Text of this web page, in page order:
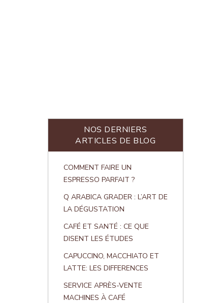
NOS DERNIERS
ARTICLES DE BLOG
COMMENT FAIRE UN
ESPRESSO PARFAIT ?
Q ARABICA GRADER : L’ART DE
LA DÉGUSTATION
CAFÉ ET SANTÉ : CE QUE
DISENT LES ÉTUDES
CAPUCCINO, MACCHIATO ET
LATTE: LES DIFFERENCES
SERVICE APRÈS-VENTE
MACHINES À CAFÉ